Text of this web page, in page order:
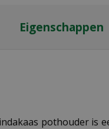
Eigenschappen
pothouder is